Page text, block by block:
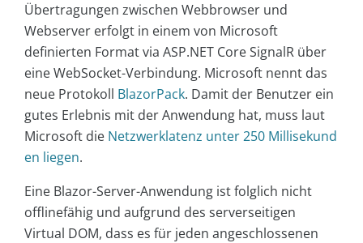
Übertragungen zwischen Webbrowser und
Webserver erfolgt in einem von Microsoft
definierten Format via ASP.NET Core SignalR über
eine WebSocket-Verbindung. Microsoft nennt das
neue Protokoll BlazorPack. Damit der Benutzer ein
gutes Erlebnis mit der Anwendung hat, muss laut
Microsoft die Netzwerklatenz unter 250 Millisekund
en liegen.
Eine Blazor-Server-Anwendung ist folglich nicht
offlinefähig und aufgrund des serverseitigen
Virtual DOM, dass es für jeden angeschlossenen